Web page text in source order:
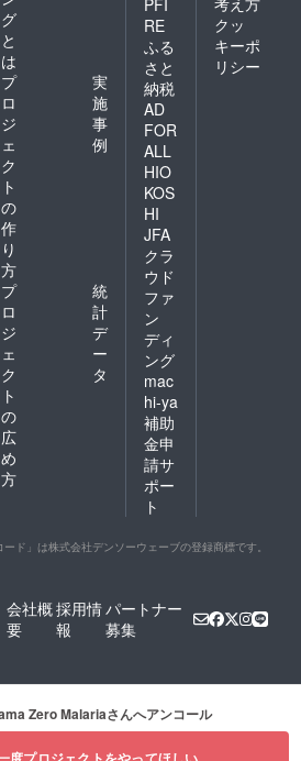
グ
と
は
プ
ロ
ジ
ェ
ク
ト
の
作
り
方
実
施
事
例
プ
ロ
ジ
ェ
ク
ト
の
広
め
方
統
計
デ
ー
タ
PFI
RE
ふる
さと
納税
AD
FOR
ALL
HIO
KOS
HI
JFA
クラ
ウド
ファ
ン
ディ
ング
mac
hi-ya
補助
金申
請サ
ポー
ト
クッ
キーポ
リシー
ード」は株式会社デンソーウェーブの登録商標です。
会社概
要
採用情
報
パートナー
募集
Zero Malariaさんへアンコール